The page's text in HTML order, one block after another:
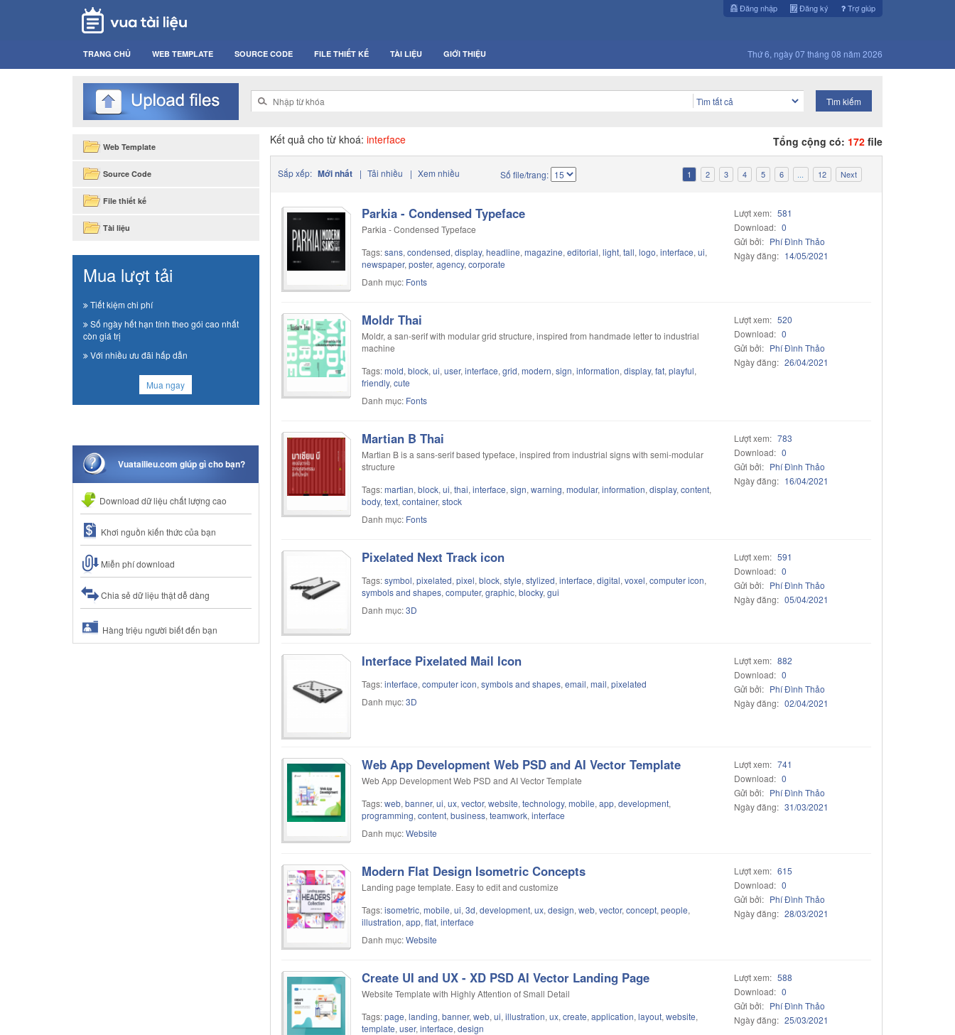
Đăng nhập Đăng ký Trợ giúp
TRANG CHỦ WEB TEMPLATE SOURCE CODE FILE THIẾT KẾ TÀI LIỆU GIỚI THIỆU Thứ 6, ngày 07 tháng 08 năm 2026
Web Template
Source Code
File thiết kế
Tài liệu
Mua lượt tải
Tiết kiệm chi phí
Số ngày hết hạn tính theo gói cao nhất
còn giá trị
Với nhiều ưu đãi hấp dẫn
Mua ngay
Vuatailieu.com giúp gì cho bạn?
Download dữ liệu chất lượng cao
Khơi nguồn kiến thức của bạn
Miễn phí download
Chia sẻ dữ liệu thật dễ dàng
Hàng triệu người biết đến bạn
Kết quả cho từ khoá: interface Tổng cộng có: 172 file
Sắp xếp: Mới nhất | Tải nhiều | Xem nhiều Số file/trang: 1 2 3 4 5 6 ... 12 Next
Parkia - Condensed Typeface
Parkia - Condensed Typeface
Tags:sans, condensed, display, headline, magazine, editorial, light, tall, logo, interface, ui,
newspaper, poster, agency, corporate
Danh mục: Fonts
Lượt xem: 581
Download: 0
Gửi bởi: Phí Đình Thảo
Ngày đăng: 14/05/2021
Moldr Thai
Moldr, a san-serif with modular grid structure, inspired from handmade letter to industrial
machine
Tags:mold, block, ui, user, interface, grid, modern, sign, information, display, fat, playful,
friendly, cute
Danh mục: Fonts
Lượt xem: 520
Download: 0
Gửi bởi: Phí Đình Thảo
Ngày đăng: 26/04/2021
Martian B Thai
Martian B is a sans-serif based typeface, inspired from industrial signs with semi-modular
structure
Tags:martian, block, ui, thai, interface, sign, warning, modular, information, display, content,
body, text, container, stock
Danh mục: Fonts
Lượt xem: 783
Download: 0
Gửi bởi: Phí Đình Thảo
Ngày đăng: 16/04/2021
Pixelated Next Track icon
Tags:symbol, pixelated, pixel, block, style, stylized, interface, digital, voxel, computer icon,
symbols and shapes, computer, graphic, blocky, gui
Danh mục: 3D
Lượt xem: 591
Download: 0
Gửi bởi: Phí Đình Thảo
Ngày đăng: 05/04/2021
Interface Pixelated Mail Icon
Tags:interface, computer icon, symbols and shapes, email, mail, pixelated
Danh mục: 3D
Lượt xem: 882
Download: 0
Gửi bởi: Phí Đình Thảo
Ngày đăng: 02/04/2021
Web App Development Web PSD and AI Vector Template
Web App Development Web PSD and AI Vector Template
Tags:web, banner, ui, ux, vector, website, technology, mobile, app, development,
programming, content, business, teamwork, interface
Danh mục: Website
Lượt xem: 741
Download: 0
Gửi bởi: Phí Đình Thảo
Ngày đăng: 31/03/2021
Modern Flat Design Isometric Concepts
Landing page template. Easy to edit and customize
Tags:isometric, mobile, ui, 3d, development, ux, design, web, vector, concept, people,
illustration, app, flat, interface
Danh mục: Website
Lượt xem: 615
Download: 0
Gửi bởi: Phí Đình Thảo
Ngày đăng: 28/03/2021
Create UI and UX - XD PSD AI Vector Landing Page
Website Template with Highly Attention of Small Detail
Tags:page, landing, banner, web, ui, illustration, ux, create, application, layout, website,
template, user, interface, design
Lượt xem: 588
Download: 0
Gửi bởi: Phí Đình Thảo
Ngày đăng: 25/03/2021